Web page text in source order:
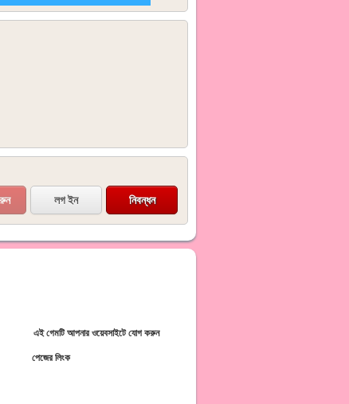
লগ ইন নিবন্ধন
এই গেমটি আপনার ওয়েবসাইটে যোগ করুন
পেজের লিংক